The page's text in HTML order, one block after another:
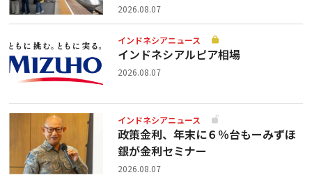
2026.08.07
インドネシアニュース
インドネシアルピア相場
2026.08.07
インドネシアニュース
政策金利、年末に６％台もーみずほ
銀が金利セミナー
2026.08.07